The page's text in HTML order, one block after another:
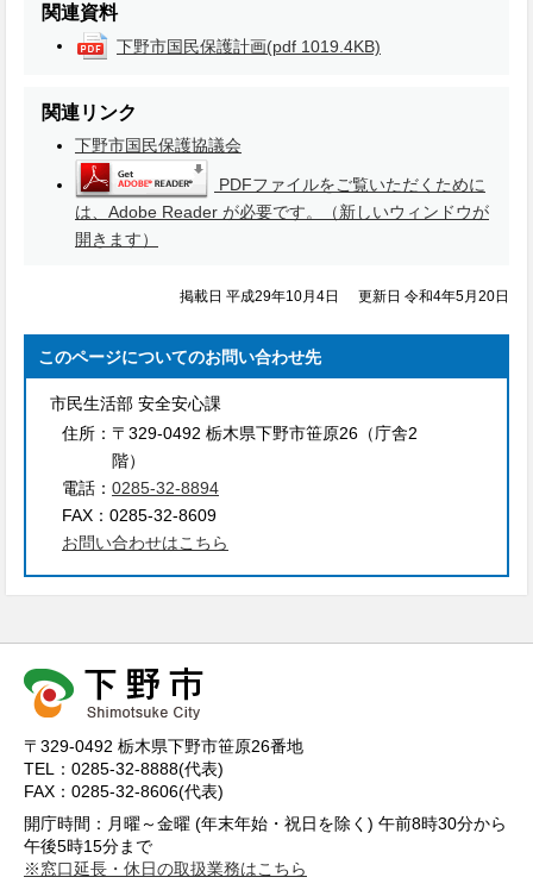
関連資料
下野市国民保護計画(pdf 1019.4KB)
関連リンク
下野市国民保護協議会
PDFファイルをご覧いただくために
は、Adobe Reader が必要です。（新しいウィンドウが
開きます）
掲載日 平成29年10月4日 更新日 令和4年5月20日
このページについてのお問い合わせ先
市民生活部 安全安心課
住所： 〒329-0492 栃木県下野市笹原26（庁舎2
階）
電話： 0285-32-8894
FAX： 0285-32-8609
お問い合わせはこちら
〒329-0492 栃木県下野市笹原26番地
TEL：0285-32-8888(代表)
FAX：0285-32-8606(代表)
開庁時間：月曜～金曜 (年末年始・祝日を除く) 午前8時30分から
午後5時15分まで
※窓口延長・休日の取扱業務はこちら